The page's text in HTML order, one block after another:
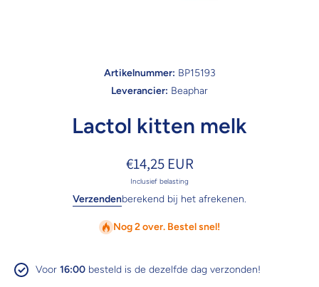
Artikelnummer: BP15193
Leverancier: Beaphar
Lactol kitten melk
€14,25 EUR
Inclusief belasting
Verzendenberekend bij het afrekenen.
Nog 2 over. Bestel snel!
Voor 16:00 besteld is de dezelfde dag verzonden!